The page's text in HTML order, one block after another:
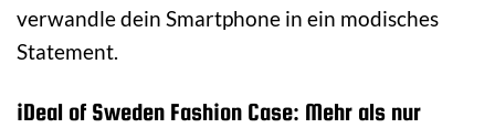
verwandle dein Smartphone in ein modisches
Statement.
iDeal of Sweden Fashion Case: Mehr als nur